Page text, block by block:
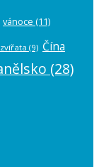
vánoce (11)
zvířata (9) Čína
(28)